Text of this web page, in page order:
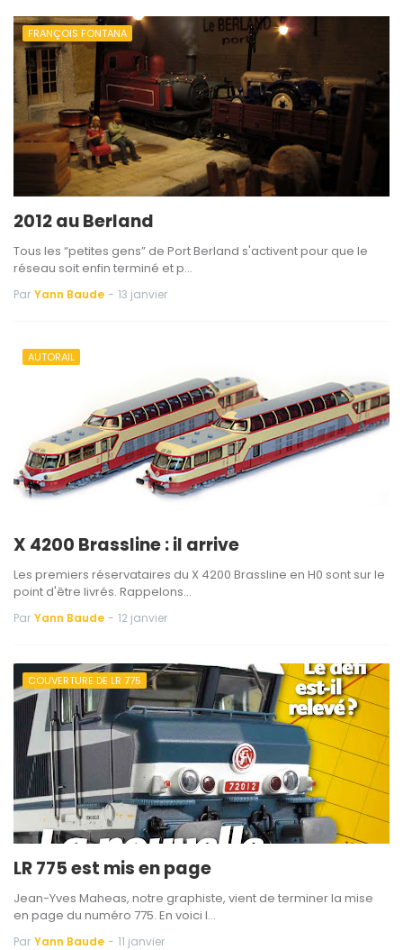
FRANÇOIS FONTANA
2012 au Berland
Tous les “petites gens” de Port Berland s'activent pour que le
réseau soit enfin terminé et p…
Par Yann Baude - 13 janvier
AUTORAIL
X 4200 Brassline : il arrive
Les premiers réservataires du X 4200 Brassline en H0 sont sur le
point d'être livrés. Rappelons…
Par Yann Baude - 12 janvier
COUVERTURE DE LR 775
LR 775 est mis en page
Jean-Yves Maheas, notre graphiste, vient de terminer la mise
en page du numéro 775. En voici l…
Par Yann Baude - 11 janvier